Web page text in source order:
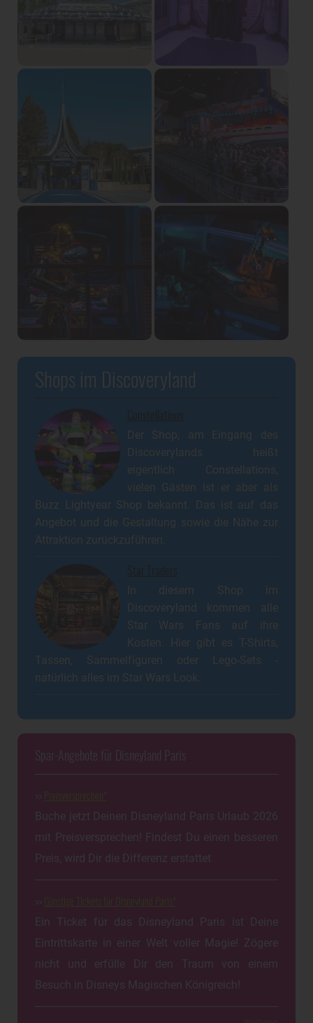
Shops im Discoveryland
Der Shop, am Eingang des
Discoverylands heißt
eigentlich Constellations,
vielen Gästen ist er aber als
Buzz Lightyear Shop bekannt. Das ist auf das
Angebot und die Gestaltung sowie die Nähe zur
Attraktion zurückzuführen.
In diesem Shop im
Discoveryland kommen alle
Star Wars Fans auf ihre
Kosten. Hier gibt es T-Shirts,
Tassen, Sammelfiguren oder Lego-Sets -
natürlich alles im Star Wars Look.
Spar-Angebote für Disneyland Paris
Preisversprechen
Buche jetzt Deinen Disneyland Paris Urlaub 2026
mit Preisversprechen! Findest Du einen besseren
Preis, wird Dir die Differenz erstattet
Günstige Tickets für Disneyland Paris
Ein Ticket für das Disneyland Paris ist Deine
Eintrittskarte in einer Welt voller Magie! Zögere
nicht und erfülle Dir den Traum von einem
Besuch in Disneys Magischen Königreich!